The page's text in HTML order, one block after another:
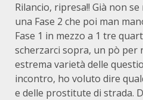
Rilancio, ripresa!! Già non
una Fase 2 che poi man
Fase 1 in mezzo a 1 tre
scherzarci sopra, un pò per
estrema varietà delle
incontro, ho voluto dire
e delle prostitute di strada.